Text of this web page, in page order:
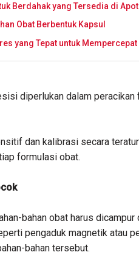
Berdahak yang Tersedia di
Obat Berbentuk Kapsul
yang Tepat untuk
diperlukan dalam
dan kalibrasi secara
formulasi obat.
bahan obat harus
pengaduk magnetik atau
bahan tersebut.